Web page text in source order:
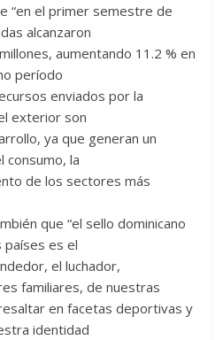
“en el primer semestre de
alcanzaron
aumentando 11.2 % en
período
enviados por la
exterior son
ya que generan un
consumo, la
de los sectores más
que “el sello dominicano
es el
el luchador,
familiares, de nuestras
en facetas deportivas y
identidad